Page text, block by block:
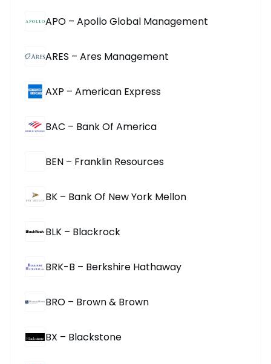
APO – Apollo Global Management
ARES – Ares Management
AXP – American Express
BAC – Bank Of America
BEN – Franklin Resources
BK – Bank Of New York Mellon
BLK – Blackrock
BRK-B – Berkshire Hathaway
BRO – Brown & Brown
BX – Blackstone